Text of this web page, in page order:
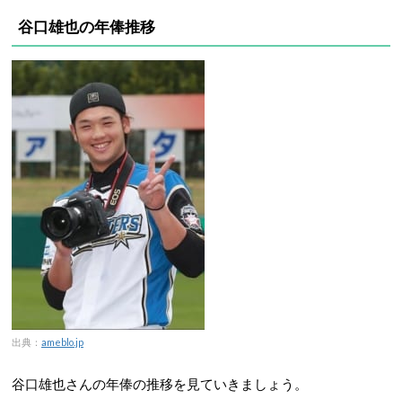
谷口雄也の年俸推移
出典： ameblo.jp
谷口雄也さんの年俸の推移を見ていきましょう。